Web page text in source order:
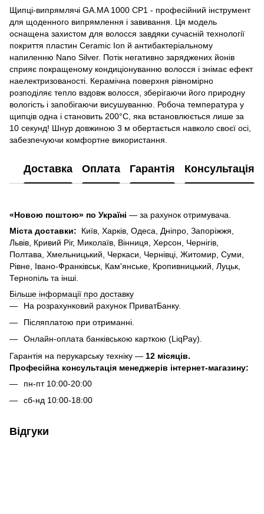
Щипці-випрямлячі GA.MA 1000 CP1 - професійний інструмент
для щоденного випрямлення і завивання. Ця модель
оснащена захистом для волосся завдяки сучасній технології
покриття пластин Ceramic Ion й антибактеріальному
напиленню Nano Silver. Потік негативно заряджених йонів
сприяє покращеному кондиціонуванню волосся і знімає ефект
наелектризованості. Керамічна поверхня рівномірно
розподіляє тепло вздовж волосся, зберігаючи його природну
вологість і запобігаючи висушуванню. Робоча температура у
щипців одна і становить 200°C, яка встановлюється лише за
10 секунд! Шнур довжиною 3 м обертається навколо своєї осі,
забезпечуючи комфортне використання.
Доставка Оплата Гарантія Консультація
«Новою поштою» по Україні — за рахунок отримувача.
Міста доставки: Київ, Харків, Одеса, Дніпро, Запоріжжя,
Львів, Кривий Ріг, Миколаїв, Вінниця, Херсон, Чернігів,
Полтава, Хмельницький, Черкаси, Чернівці, Житомир, Суми,
Рівне, Івано-Франківськ, Кам'янське, Кропивницький, Луцьк,
Тернопіль та інші.
Більше інформації про доставку
На розрахунковий рахунок ПриватБанку.
Післяплатою при отриманні.
Онлайн-оплата банківською карткою (LiqPay).
Гарантія на перукарську техніку — 12 місяців.
Професійна консультація менеджерів інтернет-магазину:
пн-пт 10:00-20:00
сб-нд 10:00-18:00
Відгуки